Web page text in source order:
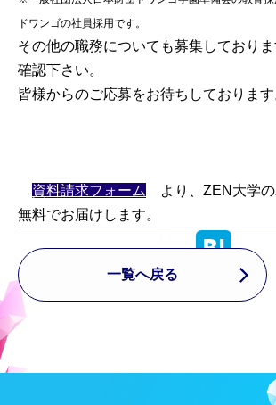
ドワンゴの社員採用です。
その他の職務についても募集しており
確認下さい。
皆様からのご応募をお待ちしております
資料請求フォーム
より、ZEN大学
無料でお届けします。
一覧へ戻る